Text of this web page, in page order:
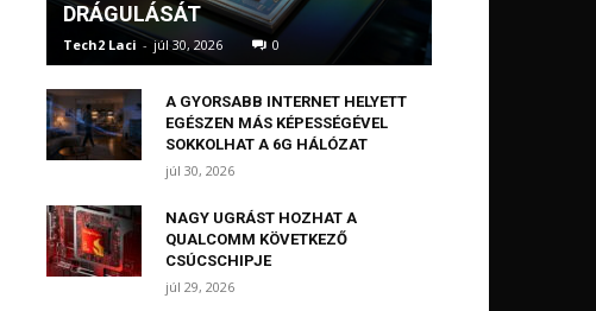
DRÁGULÁSÁT
Tech2 Laci - júl 30, 2026 0
A GYORSABB INTERNET HELYETT
EGÉSZEN MÁS KÉPESSÉGÉVEL
SOKKOLHAT A 6G HÁLÓZAT
júl 30, 2026
NAGY UGRÁST HOZHAT A
QUALCOMM KÖVETKEZŐ
CSÚCSCHIPJE
júl 29, 2026